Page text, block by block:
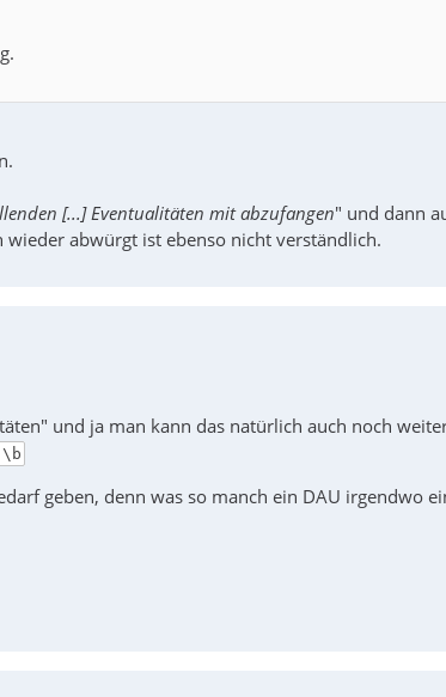
[...] Eventualitäten mit abzufangen" und dann
wieder abwürgt ist ebenso nicht verständlich.
und ja man kann das natürlich auch noch
geben, denn was so manch ein DAU irgendwo